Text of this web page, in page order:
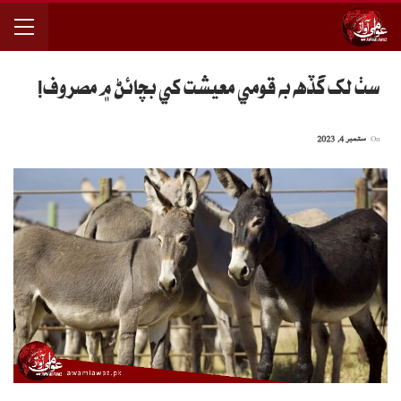
سٺ لک گڏهه به قومي معيشت کي بچائڻ ۾ مصروف!